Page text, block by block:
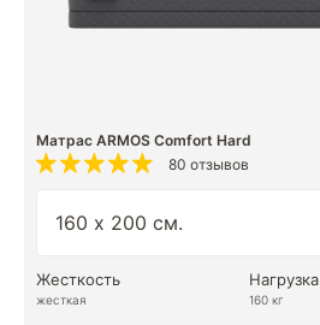
Матрас ARMOS Comfort Hard
80 отзывов
Жесткость
жесткая
Нагрузка
160 кг